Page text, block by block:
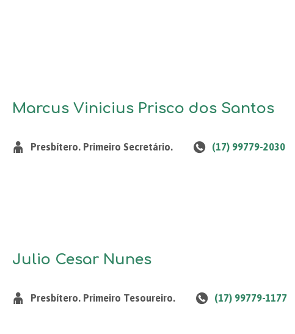
Marcus Vinicius Prisco dos Santos
Presbítero. Primeiro Secretário. (17) 99779-2030
Julio Cesar Nunes
Presbítero. Primeiro Tesoureiro. (17) 99779-1177